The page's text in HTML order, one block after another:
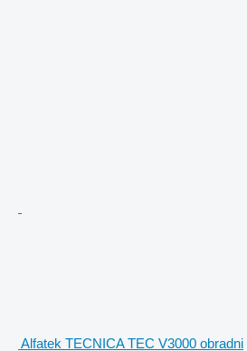
Alfatek TECNICA TEC V3000 obradni